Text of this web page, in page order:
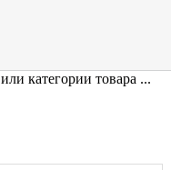
категории товара ...